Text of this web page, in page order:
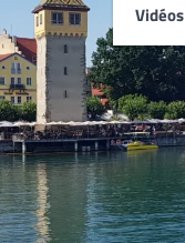
Vidéos